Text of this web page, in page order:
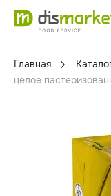
Главная
целое